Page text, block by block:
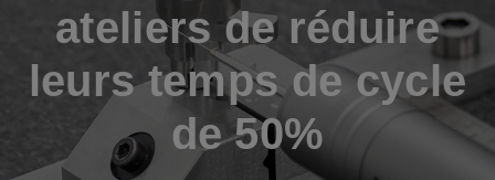
ateliers de réduire
leurs temps de cycle
de 50%